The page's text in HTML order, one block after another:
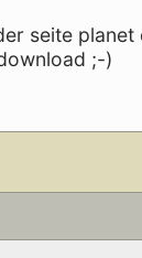
seite
;-)